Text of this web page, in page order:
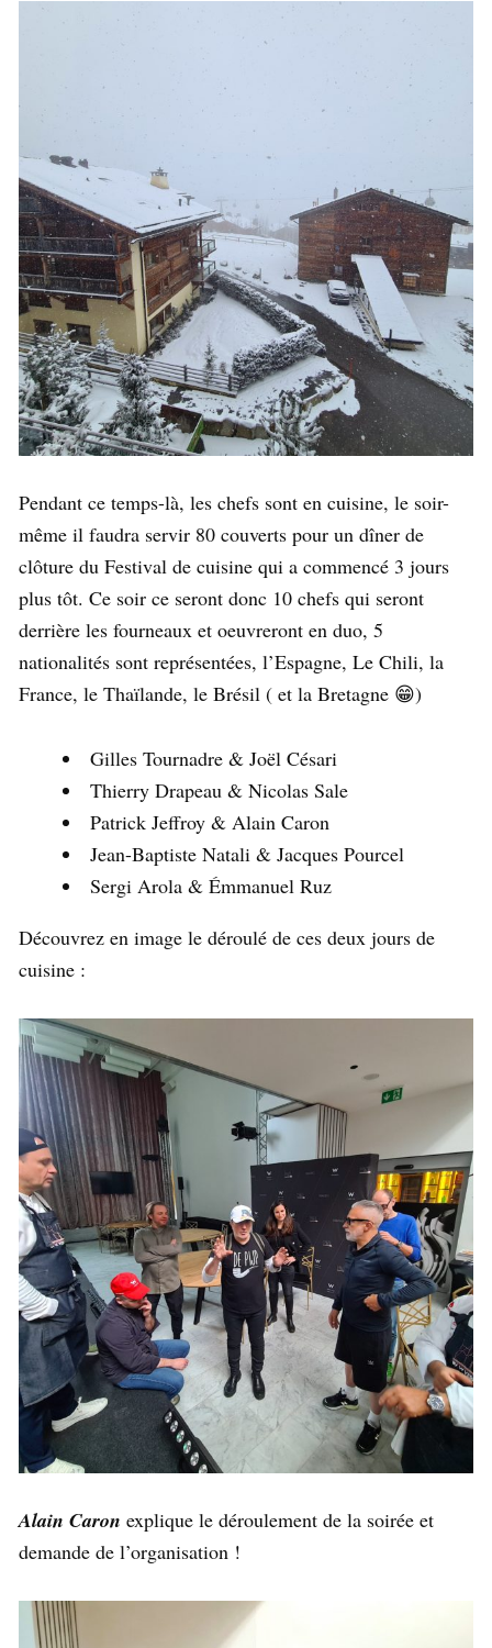
Pendant ce temps-là, les chefs sont en cuisine, le soir-
même il faudra servir 80 couverts pour un dîner de
clôture du Festival de cuisine qui a commencé 3 jours
plus tôt. Ce soir ce seront donc 10 chefs qui seront
derrière les fourneaux et oeuvreront en duo, 5
nationalités sont représentées, l’Espagne, Le Chili, la
France, le Thaïlande, le Brésil ( et la Bretagne 😁)
Gilles Tournadre & Joël Césari
Thierry Drapeau & Nicolas Sale
Patrick Jeffroy & Alain Caron
Jean-Baptiste Natali & Jacques Pourcel
Sergi Arola & Émmanuel Ruz
Découvrez en image le déroulé de ces deux jours de
cuisine :
Alain Caron explique le déroulement de la soirée et
demande de l’organisation !